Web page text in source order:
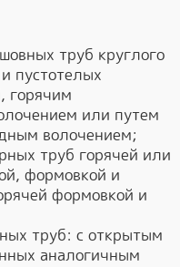
труб круглого
пустотелых
горячим
или путем
волочением;
труб горячей или
формовкой и
формовкой и
труб: с открытым
аналогичным